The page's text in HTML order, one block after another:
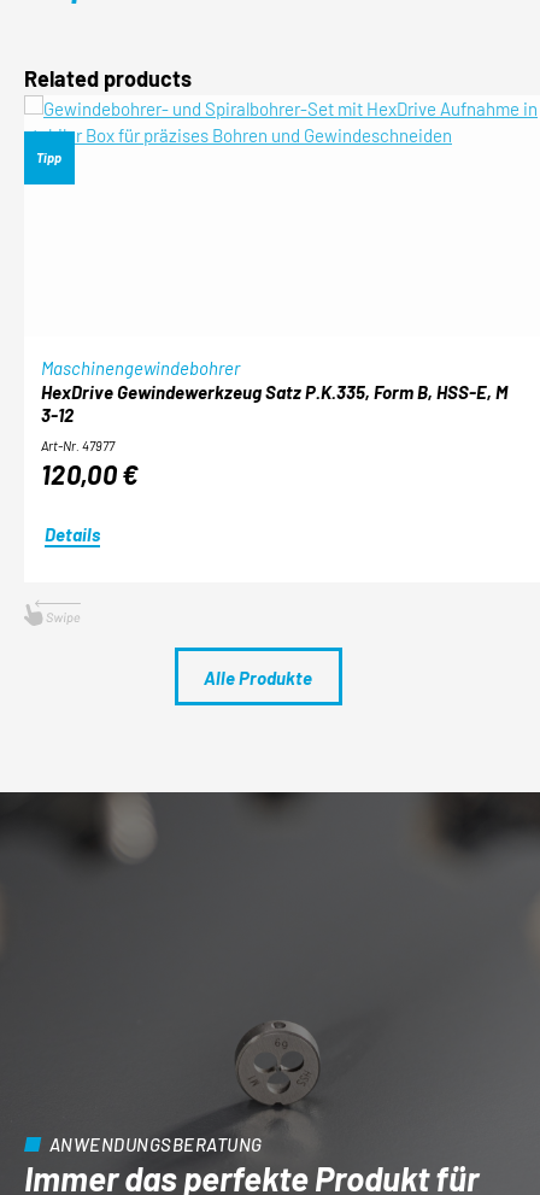
Produktgalerie überspringen
Related products
Tipp
Maschinengewindebohrer
HexDrive Gewindewerkzeug Satz P.K.335, Form B, HSS-E, M
3-12
Art-Nr. 47977
120,00 €
Details
Alle Produkte
ANWENDUNGSBERATUNG
Immer das perfekte Produkt für